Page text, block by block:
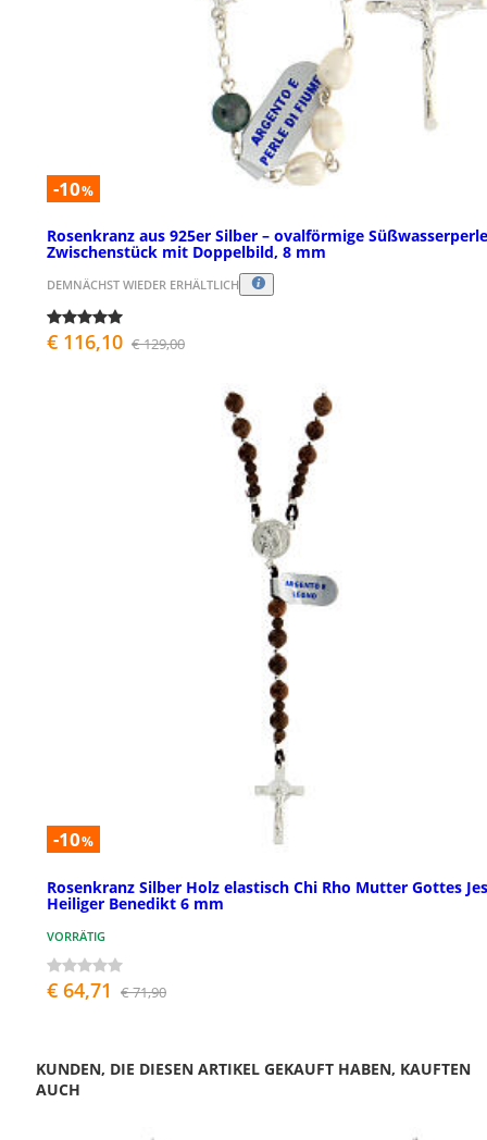
-10%
Rosenkranz aus 925er Silber – ovalförmige
Zwischenstück mit Doppelbild, 8 mm
DEMNÄCHST WIEDER ERHÄLTLICH
€ 116,10 € 129,00
-10%
Rosenkranz Silber Holz elastisch Chi Rho Mutter Gottes
Heiliger Benedikt 6 mm
VORRÄTIG
€ 64,71 € 71,90
KUNDEN, DIE DIESEN ARTIKEL GEKAUFT HABEN, KAUFTEN
AUCH